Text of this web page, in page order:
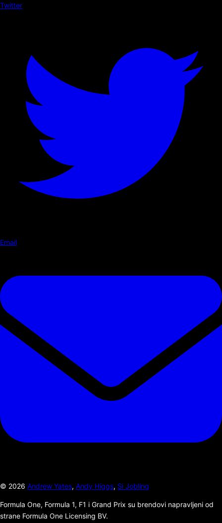
Twitter
Email
© 2026 Andrew Yates, Andy Higgs, Si Jobling
Formula One, Formula 1, F1 i Grand Prix su brendovi napravljeni od
strane Formula One Licensing BV.